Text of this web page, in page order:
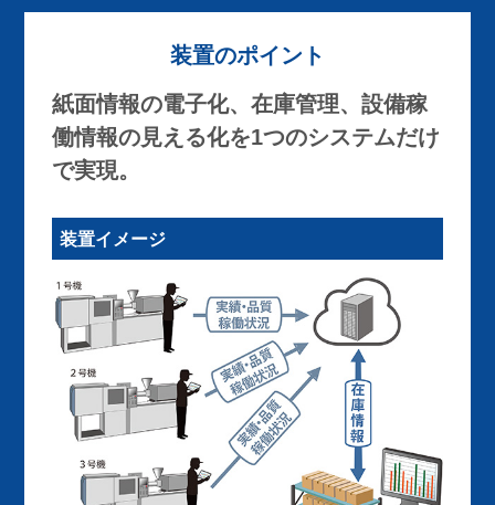
装置のポイント
紙面情報の電子化、在庫管理、設備稼
働情報の見える化を1つのシステムだけ
で実現。
装置イメージ